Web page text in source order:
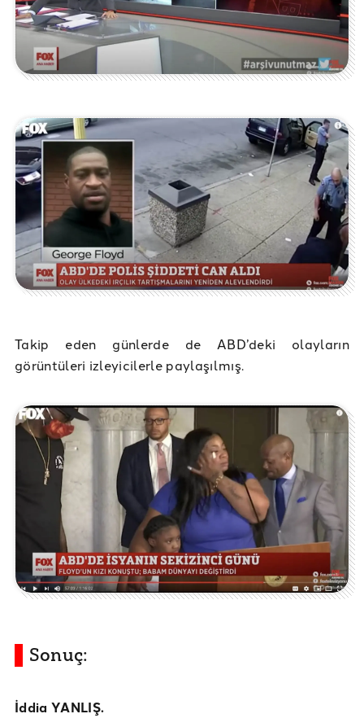
Takip eden günlerde de ABD’deki olayların
görüntüleri izleyicilerle paylaşılmış.
Sonuç:
İddia YANLIŞ.